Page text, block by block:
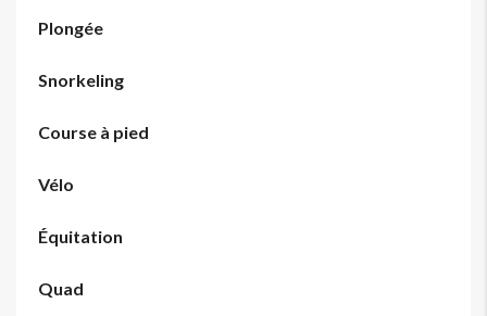
Plongée
Snorkeling
Course à pied
Vélo
Équitation
Quad